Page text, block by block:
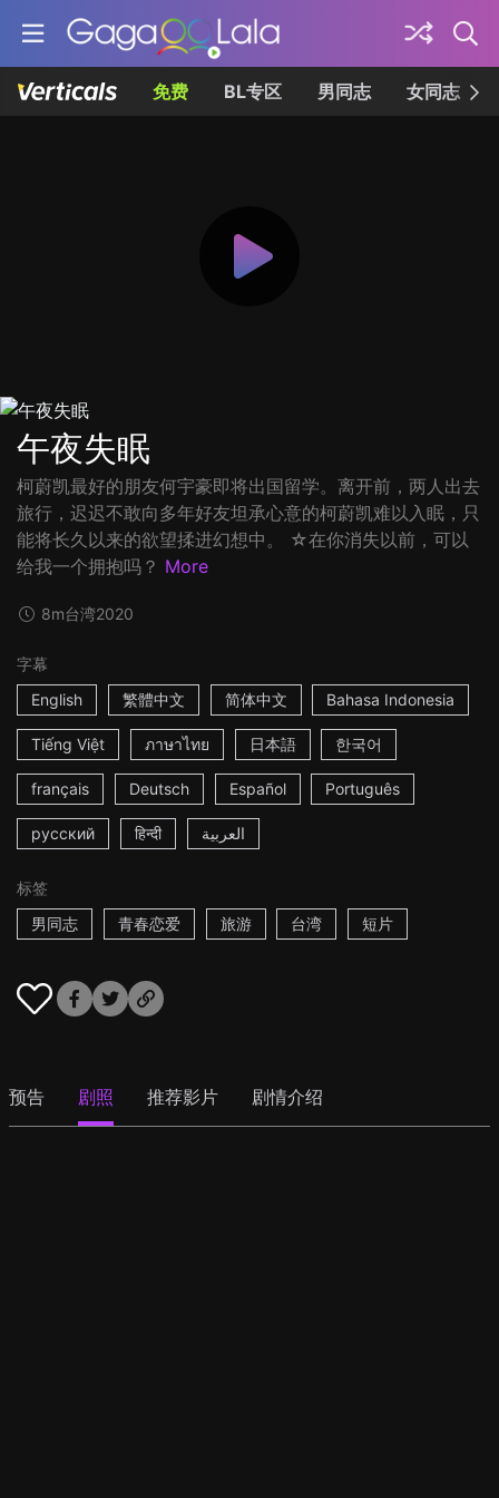
免费 BL专区 男同志 女同志
午夜失眠
柯蔚凯最好的朋友何宇豪即将出国留学。离开前，两人出去
旅行，迟迟不敢向多年好友坦承心意的柯蔚凯难以入眠，只
能将长久以来的欲望揉进幻想中。 ☆在你消失以前，可以
给我一个拥抱吗？ More
8m台湾2020
字幕
English
繁體中文 简体中文 Bahasa Indonesia
Tiếng Việt ภาษาไทย 日本語 한국어
français Deutsch Español Português
русский हिन्दी العربية
标签
男同志
青春恋爱 旅游 台湾 短片
预告 剧照 推荐影片 剧情介绍